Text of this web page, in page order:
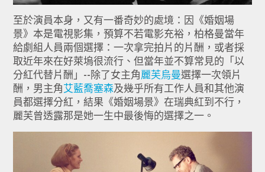
至於演員本身，又有一番奇妙的處境：因《婚姻場
景》 本是電視影集，預算不若電影充裕，柏格曼當年
給劇組人員兩個選擇：一次拿完拍片的片酬，或者採
取近年來在好萊塢很流行、但當年並不算常見的「以
分紅代替片酬」--除了女主角麗芙烏曼選擇一次領片
酬， 男主角艾藍喬塞森及幾乎所有工作人員和其他演
員都選擇分紅，結果《婚姻場景》在瑞典紅到不行，
麗芙曾透露那是她一生中最後悔的選擇之一。